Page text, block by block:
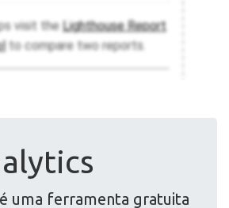
uma ferramenta gratuita